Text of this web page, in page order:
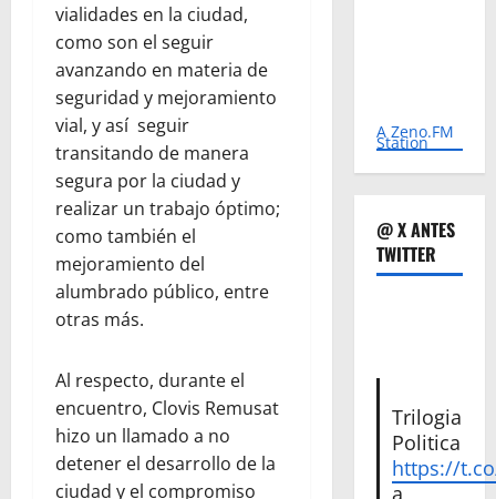
vialidades en la ciudad,
como son el seguir
avanzando en materia de
seguridad y mejoramiento
vial, y así seguir
transitando de manera
segura por la ciudad y
realizar un trabajo óptimo;
como también el
mejoramiento del
alumbrado público, entre
otras más.
Al respecto, durante el
encuentro, Clovis Remusat
hizo un llamado a no
detener el desarrollo de la
ciudad y el compromiso
A Zeno.FM
Station
@ X ANTES
TWITTER
Trilogia
Politica
https://